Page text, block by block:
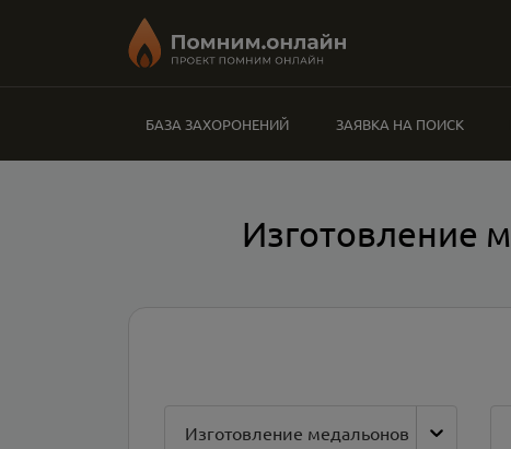
БАЗА ЗАХОРОНЕНИЙ ЗАЯВКА НА ПОИСК
Изготовление
Изготовление медальонов